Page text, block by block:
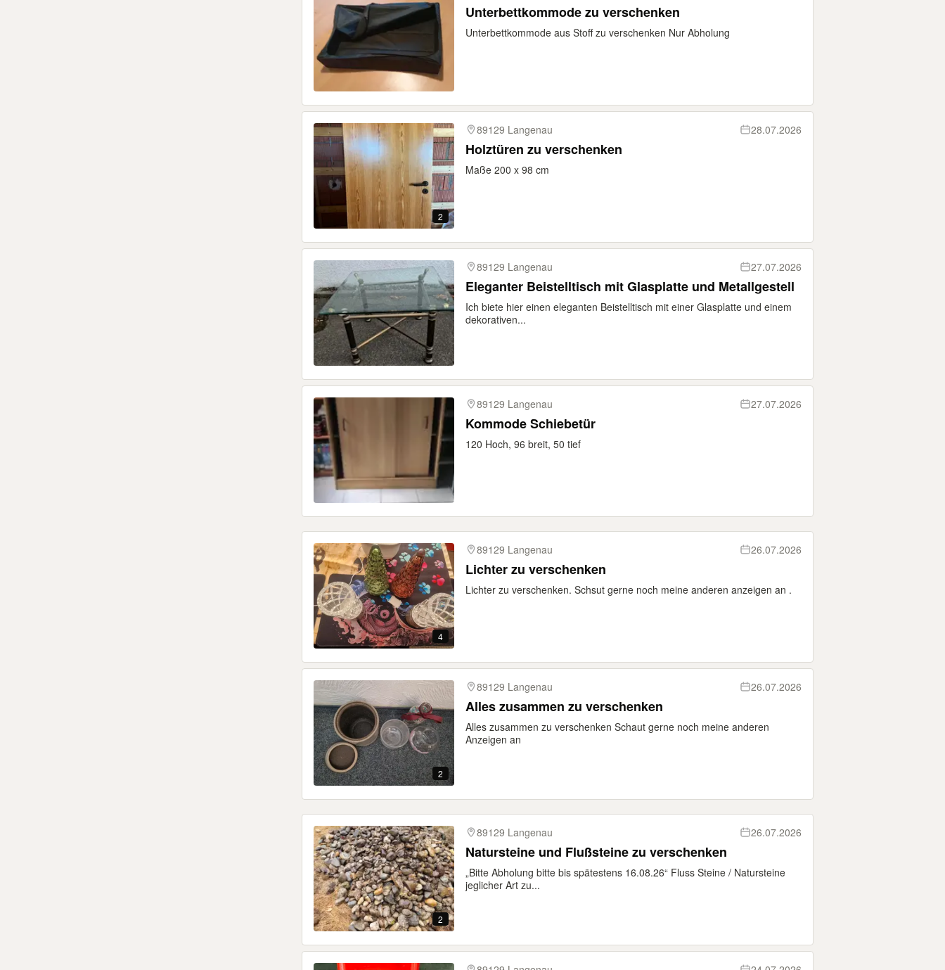
Unterbettkommode zu verschenken
Unterbettkommode aus Stoff zu verschenken Nur Abholung
2
89129 Langenau 28.07.2026
Holztüren zu verschenken
Maße 200 x 98 cm
89129 Langenau 27.07.2026
Eleganter Beistelltisch mit Glasplatte und Metallgestell
Ich biete hier einen eleganten Beistelltisch mit einer Glasplatte und einem
dekorativen...
89129 Langenau 27.07.2026
Kommode Schiebetür
120 Hoch, 96 breit, 50 tief
4
89129 Langenau 26.07.2026
Lichter zu verschenken
Lichter zu verschenken. Schsut gerne noch meine anderen anzeigen an .
2
89129 Langenau 26.07.2026
Alles zusammen zu verschenken
Alles zusammen zu verschenken Schaut gerne noch meine anderen
Anzeigen an
2
89129 Langenau 26.07.2026
Natursteine und Flußsteine zu verschenken
„Bitte Abholung bitte bis spätestens 16.08.26“ Fluss Steine / Natursteine
jeglicher Art zu...